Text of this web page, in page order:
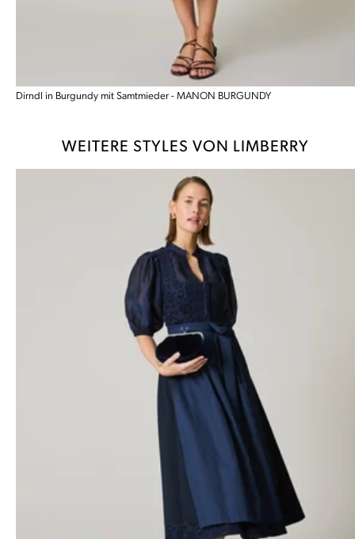
Dirndl in Burgundy mit Samtmieder - MANON BURGUNDY
WEITERE STYLES VON LIMBERRY